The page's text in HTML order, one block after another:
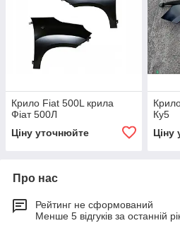
Крило Fiat 500L крила
Фіат 500Л
Ціну уточнюйте
Ку5
Ціну
Про нас
Рейтинг не сформований
Менше 5 відгуків за останній